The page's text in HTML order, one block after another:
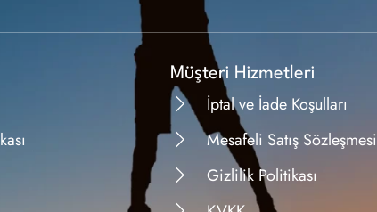
Müşteri Hizmetleri
İptal ve İade Koşulları
Mesafeli Satış Sözleşmesi
Gizlilik Politikası